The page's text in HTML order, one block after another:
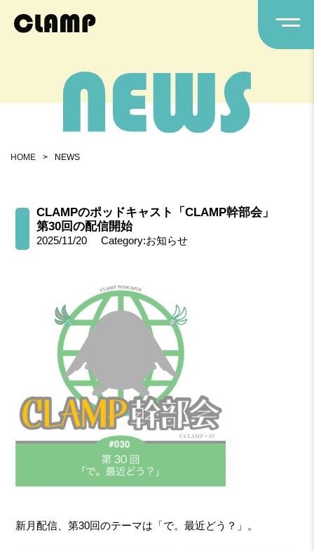
HOME > NEWS
CLAMPのポッドキャスト「CLAMP幹部会」
第30回の配信開始
2025/11/20 Category:お知らせ
新月配信、第30回のテーマは「で。最近どう？」。